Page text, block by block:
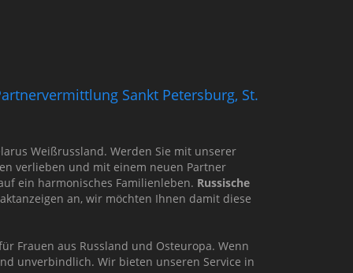
Sankt Petersburg, St.
Weißrussland. Werden Sie mit unserer
verlieben und mit einem neuen Partner
ein harmonisches Familienleben. Russische
an, wir möchten Ihnen damit diese
Frauen aus Russland und Osteuropa. Wenn
unverbindlich. Wir bieten unseren Service in